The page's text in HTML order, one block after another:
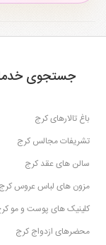
جستجوی
باغ تالارهای کرج
تشریفات مجالس کرج
سالن های عقد کرج
مزون های لباس عروس کرج
کلینیک های پوست و مو
محضرهای ازدواج کرج